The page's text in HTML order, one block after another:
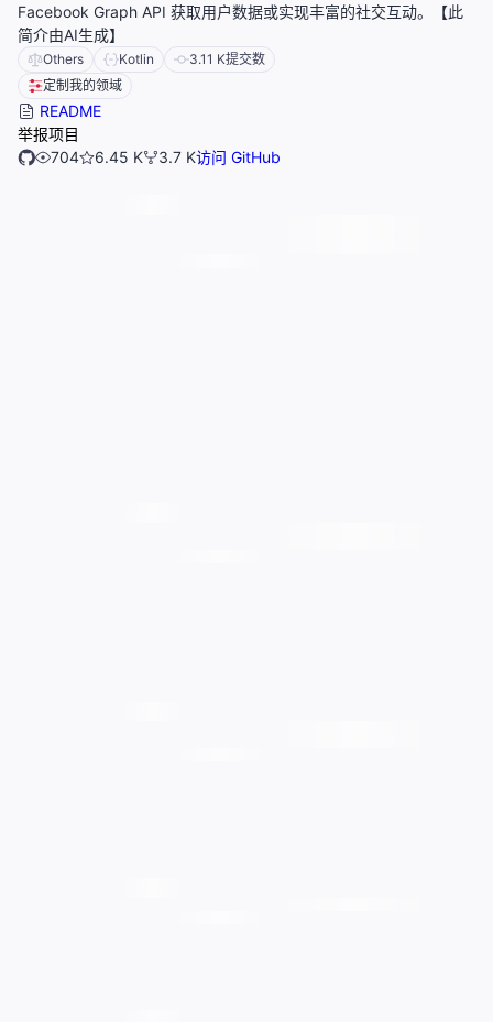
Facebook Graph API 获取用户数据或实现丰富的社交互动。【此
简介由AI生成】
Others Kotlin 3.11 K提交数
定制我的领域
README
举报项目
704
6.45 K 3.7 K访问 GitHub